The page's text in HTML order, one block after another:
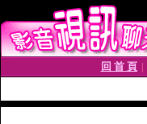
回 首 頁